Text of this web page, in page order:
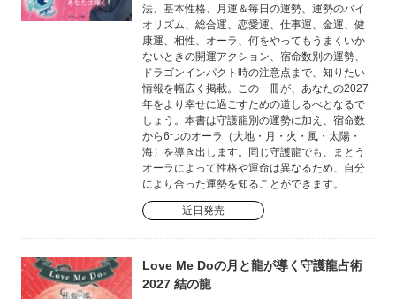
法、基本性格、月運＆毎日の運勢、運勢のバイ
オリズム、総合運、恋愛運、仕事運、金運、健
康運、相性、オーラ、何をやってもうまくいか
ないときの開運アクション、宿命数別の運勢、
ドラゴンインパクト時の注意点まで、知りたい
情報を幅広く掲載。この一冊が、あなたの2027
年をより幸せに過ごすための道しるべとなるで
しょう。本書は守護龍別の運勢に加え、宿命数
から6つのオーラ（大地・月・火・風・太陽・
海）を導き出します。同じ守護龍でも、まとう
オーラによって性格や運命は異なるため、自分
により合った運勢を知ることができます。
近日発売
Love Me Doの月と龍が導く守護龍占術
2027 結の龍